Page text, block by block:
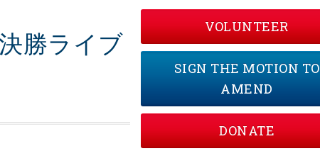
勝ライブ
VOLUNTEER
SIGN THE MOTION TO
AMEND
DONATE